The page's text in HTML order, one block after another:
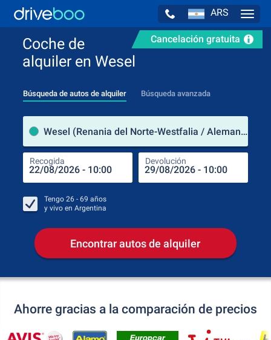
ARS
Cancelación gratuita
Coche de
alquiler en Wesel
Búsqueda de autos de alquiler Búsqueda avanzada
Wesel (Renania del Norte-Westfalia / Alemania)
Recogida Devolución
Tengo 26 - 69 años
y vivo en Argentina
Encontrar autos de alquiler
Ahorre gracias a la comparación de precios